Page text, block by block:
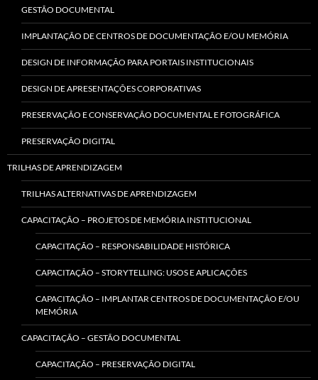
GESTÃO DOCUMENTAL
IMPLANTAÇÃO DE CENTROS DE DOCUMENTAÇÃO E/OU MEMÓRIA
DESIGN DE INFORMAÇÃO PARA PORTAIS INSTITUCIONAIS
DESIGN DE APRESENTAÇÕES CORPORATIVAS
PRESERVAÇÃO E CONSERVAÇÃO DOCUMENTAL E FOTOGRÁFICA
PRESERVAÇÃO DIGITAL
TRILHAS DE APRENDIZAGEM
TRILHAS ALTERNATIVAS DE APRENDIZAGEM
CAPACITAÇÃO – PROJETOS DE MEMÓRIA INSTITUCIONAL
CAPACITAÇÃO – RESPONSABILIDADE HISTÓRICA
CAPACITAÇÃO – STORYTELLING: USOS E APLICAÇÕES
CAPACITAÇÃO – IMPLANTAR CENTROS DE DOCUMENTAÇÃO E/OU
MEMÓRIA
CAPACITAÇÃO – GESTÃO DOCUMENTAL
CAPACITAÇÃO – PRESERVAÇÃO DIGITAL